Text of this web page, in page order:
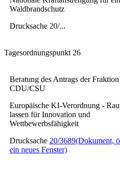
Waldbrandschutz
Drucksache 20/...
Tagesordnungspunkt 26
Beratung des Antrags der
CDU/CSU
Europäische KI-Verordnung -
lassen für Innovation und
Wettbewerbsfähigkeit
Drucksache 20/3689(Dokument,
ein neues Fenster)